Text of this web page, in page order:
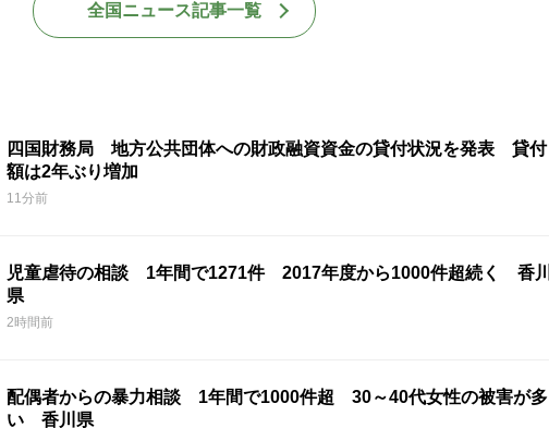
全国ニュース記事一覧
四国財務局 地方公共団体への財政融資資金の貸付状況を発表 貸付
額は2年ぶり増加
11分前
児童虐待の相談 1年間で1271件 2017年度から1000件超続く 香川
県
2時間前
配偶者からの暴力相談 1年間で1000件超 30～40代女性の被害が多
い 香川県